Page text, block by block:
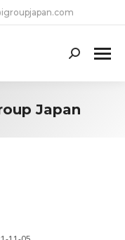
Search:
Japan